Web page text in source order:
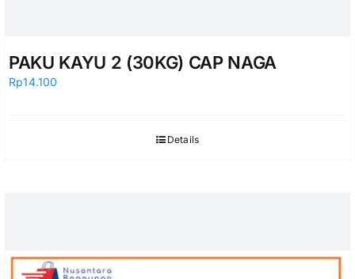
PAKU KAYU 2 (30KG) CAP NAGA
Rp14.100
Details